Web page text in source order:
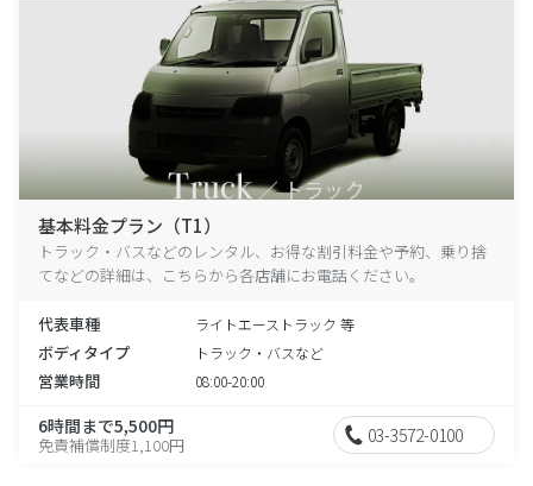
基本料金プラン（T1）
トラック・バスなどのレンタル、お得な割引料金や予約、乗り捨
てなどの詳細は、こちらから各店舗にお電話ください。
代表車種 ライトエーストラック 等
ボディタイプ トラック・バスなど
営業時間 08:00-20:00
6時間まで5,500円
免責補償制度1,100円 03-3572-0100